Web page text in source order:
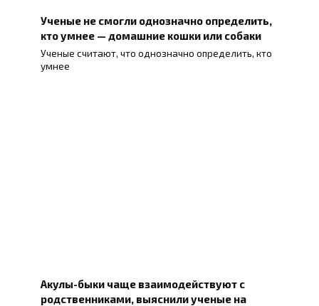
Ученые не смогли однозначно определить,
кто умнее — домашние кошки или собаки
Ученые считают, что однозначно определить, кто
умнее
Акулы-быки чаще взаимодействуют с
родственниками, выяснили ученые на